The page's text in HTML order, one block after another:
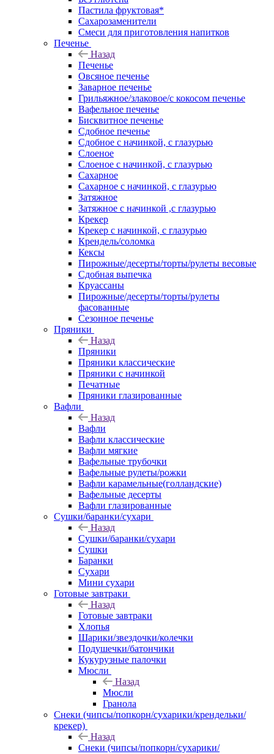
Пастила фруктовая*
Сахарозаменители
Смеси для приготовления напитков
Печенье
Назад
Печенье
Овсяное печенье
Заварное печенье
Грильяжное/злаковое/с кокосом печенье
Вафельное печенье
Бисквитное печенье
Сдобное печенье
Сдобное с начинкой, с глазурью
Слоеное
Слоеное с начинкой, с глазурью
Сахарное
Сахарное с начинкой, с глазурью
Затяжное
Затяжное с начинкой ,с глазурью
Крекер
Крекер с начинкой, с глазурью
Крендель/соломка
Кексы
Пирожные/десерты/торты/рулеты весовые
Сдобная выпечка
Круассаны
Пирожные/десерты/торты/рулеты
фасованные
Сезонное печенье
Пряники
Назад
Пряники
Пряники классические
Пряники с начинкой
Печатные
Пряники глазированные
Вафли
Назад
Вафли
Вафли классические
Вафли мягкие
Вафельные трубочки
Вафельные рулеты/рожки
Вафли карамельные(голландские)
Вафельные десерты
Вафли глазированные
Сушки/баранки/сухари
Назад
Сушки/баранки/сухари
Сушки
Баранки
Сухари
Мини сухари
Готовые завтраки
Назад
Готовые завтраки
Хлопья
Шарики/звездочки/колечки
Подушечки/батончики
Кукурузные палочки
Мюсли
Назад
Мюсли
Гранола
Снеки (чипсы/попкорн/сухарики/крендельки/
крекер)
Назад
Снеки (чипсы/попкорн/сухарики/